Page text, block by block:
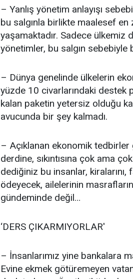
– Yanlış yönetim anlayışı
bu salgınla birlikte maalesef
yaşamaktadır. Sadece ülkemiz
yönetimler, bu salgın
– Dünya genelinde ülkelerin
yüzde 10 civarlarındaki destek
kalan paketin yetersiz olduğu
avucunda bir şey kalmadı.
– Açıklanan ekonomik tedbirler
derdine, sıkıntısına çok ama
dediğiniz bu insanlar, kiralarını,
ödeyecek, ailelerinin
gündeminde değil…
‘DERS ÇIKARMIYORLAR'
– İnsanlarımız yine bankalara
Evine ekmek götüremeyen